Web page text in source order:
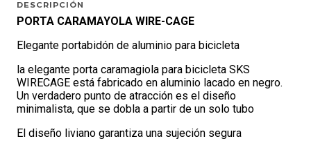
DESCRIPCIÓN
PORTA CARAMAYOLA WIRE-CAGE
Elegante portabidón de aluminio para bicicleta
la elegante porta caramagiola para bicicleta SKS
WIRECAGE está fabricado en aluminio lacado en negro.
Un verdadero punto de atracción es el diseño
minimalista, que se dobla a partir de un solo tubo
El diseño liviano garantiza una sujeción segura